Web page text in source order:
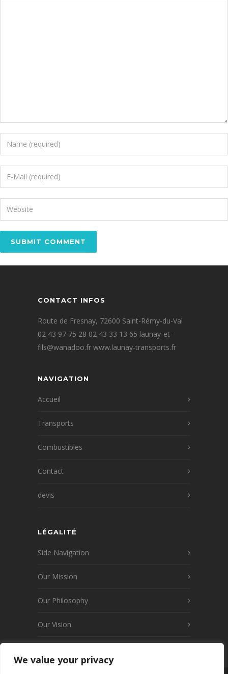
We value your privacy
CONTACT INFOS
Route de Fresnay, 72600 Saint-Rémy-du-Val
02 43 97 75 28 02 43 33 13 65 launay-et-
fils@wanadoo.fr www.launay-transports.fr
NAVIGATION
Accueil
Transports
Combustibles
Contact
devis
LÉGALITÉ
Side Navigation
Our Mission
Our Philosophy
Our Vision